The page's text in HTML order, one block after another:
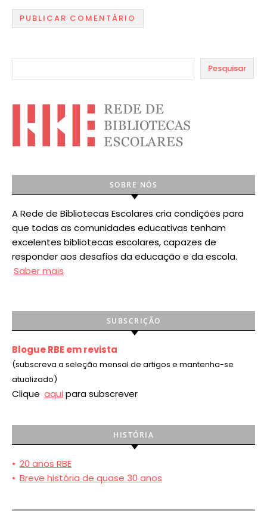
Pesquisar
SOBRE NÓS
A Rede de Bibliotecas Escolares cria condições para
que todas as comunidades educativas tenham
excelentes bibliotecas escolares, capazes de
responder aos desafios da educação e da escola.
Saber mais
SUBSCRIÇÃO
Blogue RBE em revista
(subscreva a seleção mensal de artigos e mantenha-se
atualizado)
Clique aqui para subscrever
HISTÓRIA
• 20 anos RBE
• Breve história de quase 30 anos